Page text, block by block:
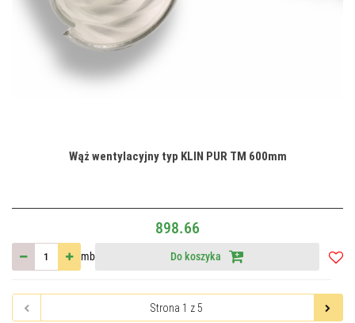
Wąż wentylacyjny typ KLIN PUR TM 600mm
898.66
mb Do koszyka